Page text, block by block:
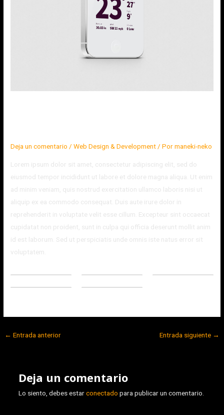
Deja un comentario /Web Design & Development/ Pormaneki-neko
Lorem ipsum dolor sit amet, consectetur adipiscing elit, sed do
eiusmod tempor incididunt ut labore et dolore magna aliqua. Ut enim
ad minim veniam, quis nostrud exercitation ullamco laboris nisi ut
aliquip ex ea commodo consequat. Duis aute irure dolor in
reprehenderit in voluptate velit esse cillum. Excepteur sint occaecat
cupidatat non proident, sunt in culpa qui officia deserunt mollit anim
id est laborum. Sed ut perspiciatis unde omnis iste natus error sit
voluptatem.
← Entrada anterior Entrada siguiente →
Deja un comentario
Lo siento, debes estarconectado para publicar un comentario.